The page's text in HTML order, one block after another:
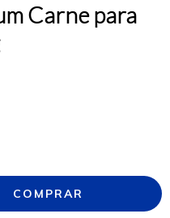
Carne para